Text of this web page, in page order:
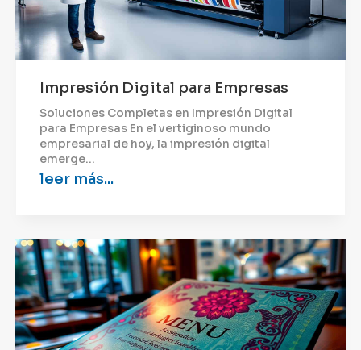
Impresión Digital para Empresas
Soluciones Completas en Impresión Digital
para Empresas En el vertiginoso mundo
empresarial de hoy, la impresión digital
emerge...
leer más...